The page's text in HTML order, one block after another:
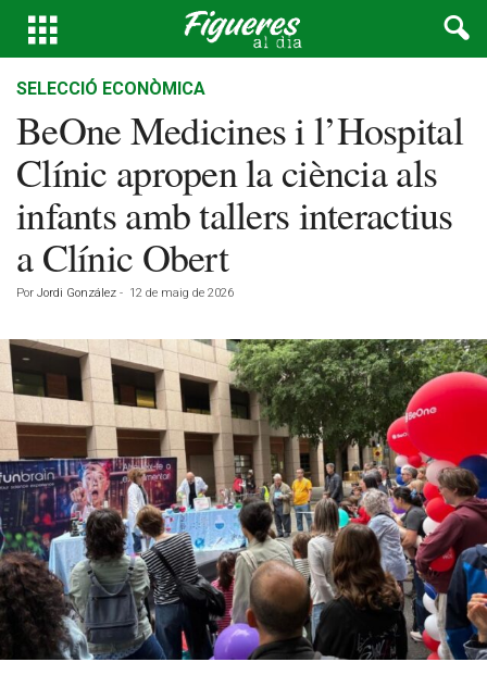
SELECCIÓ ECONÒMICA
BeOne Medicines i l’Hospital
Clínic apropen la ciència als
infants amb tallers interactius
a Clínic Obert
Por Jordi González - 12 de maig de 2026